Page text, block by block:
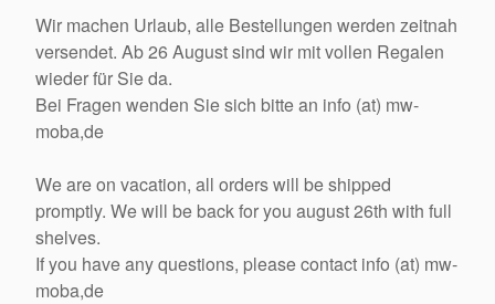
Wir machen Urlaub, alle Bestellungen werden zeitnah
versendet. Ab 26 August sind wir mit vollen Regalen
wieder für Sie da.
Bei Fragen wenden Sie sich bitte an info (at) mw-
moba,de
We are on vacation, all orders will be shipped
promptly. We will be back for you august 26th with full
shelves.
If you have any questions, please contact info (at) mw-
moba,de